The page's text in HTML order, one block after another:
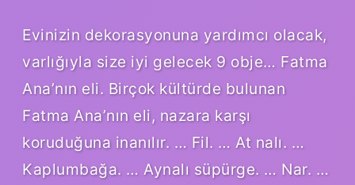
Evinizin dekorasyonuna yardımcı olacak,
varlığıyla size iyi gelecek 9 obje… Fatma
Ana’nın eli. Birçok kültürde bulunan
Fatma Ana’nın eli, nazara karşı
koruduğuna inanılır. … Fil. … At nalı. …
Kaplumbağa. … Aynalı süpürge. … Nar. …